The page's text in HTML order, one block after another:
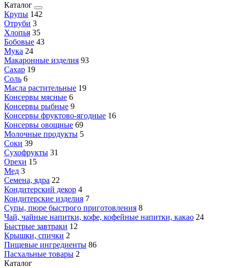
Каталог
Крупы 142
Отруби 3
Хлопья 35
Бобовые 43
Мука 24
Макаронные изделия 93
Сахар 19
Соль 6
Масла растительные 19
Консервы мясные 6
Консервы рыбные 9
Консервы фруктово-ягодные 16
Консервы овощные 69
Молочные продукты 5
Соки 39
Сухофрукты 31
Орехи 15
Мед 3
Семена, ядра 22
Кондитерский декор 4
Кондитерские изделия 7
Супы, пюре быстрого приготовления 8
Чай, чайные напитки, кофе, кофейные напитки, какао 24
Быстрые завтраки 12
Крышки, спички 2
Пищевые ингредиенты 86
Пасхальные товары 2
Каталог